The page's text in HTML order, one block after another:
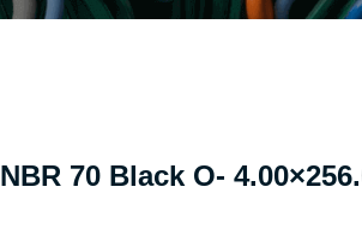
אורינג שחור - 256.00×4.00 NBR 70 Black O-